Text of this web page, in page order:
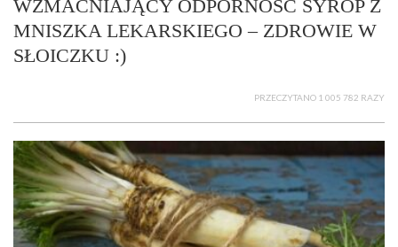
WZMACNIAJĄCY ODPORNOŚĆ SYROP Z
MNISZKA LEKARSKIEGO – ZDROWIE W
SŁOICZKU :)
PRZECZYTANO 1 005 782 RAZY